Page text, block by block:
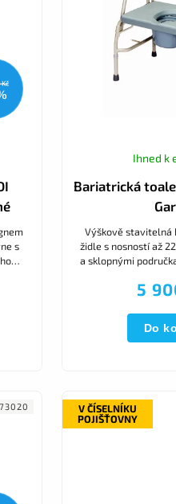
s
Bariatrická
Ihned k
5
Do
Výškově
židle s nosností až
a sklopnými
73020
V ČÍSELNÍKU
POJIŠŤOVNY